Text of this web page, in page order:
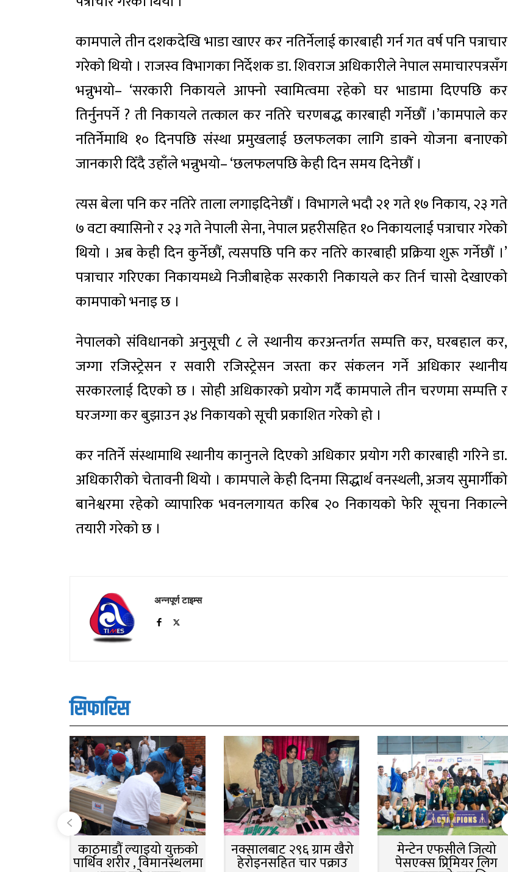
कामपाले तीन दशकदेखि भाडा खाएर कर नतिर्नेलाई कारबाही गर्न गत वर्ष पनि पत्राचार
गरेको थियो । राजस्व विभागका निर्देशक डा. शिवराज अधिकारीले नेपाल समाचारपत्रसँग
भन्नुभयो– ‘सरकारी निकायले आफ्नो स्वामित्वमा रहेको घर भाडामा दिएपछि कर
तिर्नुनपर्ने ? ती निकायले तत्काल कर नतिरे चरणबद्ध कारबाही गर्नेछौं ।’कामपाले कर
नतिर्नेमाथि १० दिनपछि संस्था प्रमुखलाई छलफलका लागि डाक्ने योजना बनाएको
जानकारी दिँदै उहाँले भन्नुभयो– ‘छलफलपछि केही दिन समय दिनेछौं ।
त्यस बेला पनि कर नतिरे ताला लगाइदिनेछौं । विभागले भदौ २१ गते १७ निकाय, २३ गते
७ वटा क्यासिनो र २३ गते नेपाली सेना, नेपाल प्रहरीसहित १० निकायलाई पत्राचार गरेको
थियो । अब केही दिन कुर्नेछौं, त्यसपछि पनि कर नतिरे कारबाही प्रक्रिया शुरू गर्नेछौं ।’
पत्राचार गरिएका निकायमध्ये निजीबाहेक सरकारी निकायले कर तिर्न चासो देखाएको
कामपाको भनाइ छ ।
नेपालको संविधानको अनुसूची ८ ले स्थानीय करअन्तर्गत सम्पत्ति कर, घरबहाल कर,
जग्गा रजिस्ट्रेसन र सवारी रजिस्ट्रेसन जस्ता कर संकलन गर्ने अधिकार स्थानीय
सरकारलाई दिएको छ । सोही अधिकारको प्रयोग गर्दै कामपाले तीन चरणमा सम्पत्ति र
घरजग्गा कर बुझाउन ३४ निकायको सूची प्रकाशित गरेको हो ।
कर नतिर्ने संस्थामाथि स्थानीय कानुनले दिएको अधिकार प्रयोग गरी कारबाही गरिने डा.
अधिकारीको चेतावनी थियो । कामपाले केही दिनमा सिद्धार्थ वनस्थली, अजय सुमार्गीको
बानेश्वरमा रहेको व्यापारिक भवनलगायत करिब २० निकायको फेरि सूचना निकाल्ने
तयारी गरेको छ ।
अन्नपूर्ण टाइम्स
सिफारिस
काठमाडौं ल्याइयो युक्तको
पार्थिव शरीर , विमानस्थलमा
नक्सालबाट २९६ ग्राम खैरो
हेरोइनसहित चार पक्राउ
मेन्टेन एफसीले जित्यो
पेसएक्स प्रिमियर लिग